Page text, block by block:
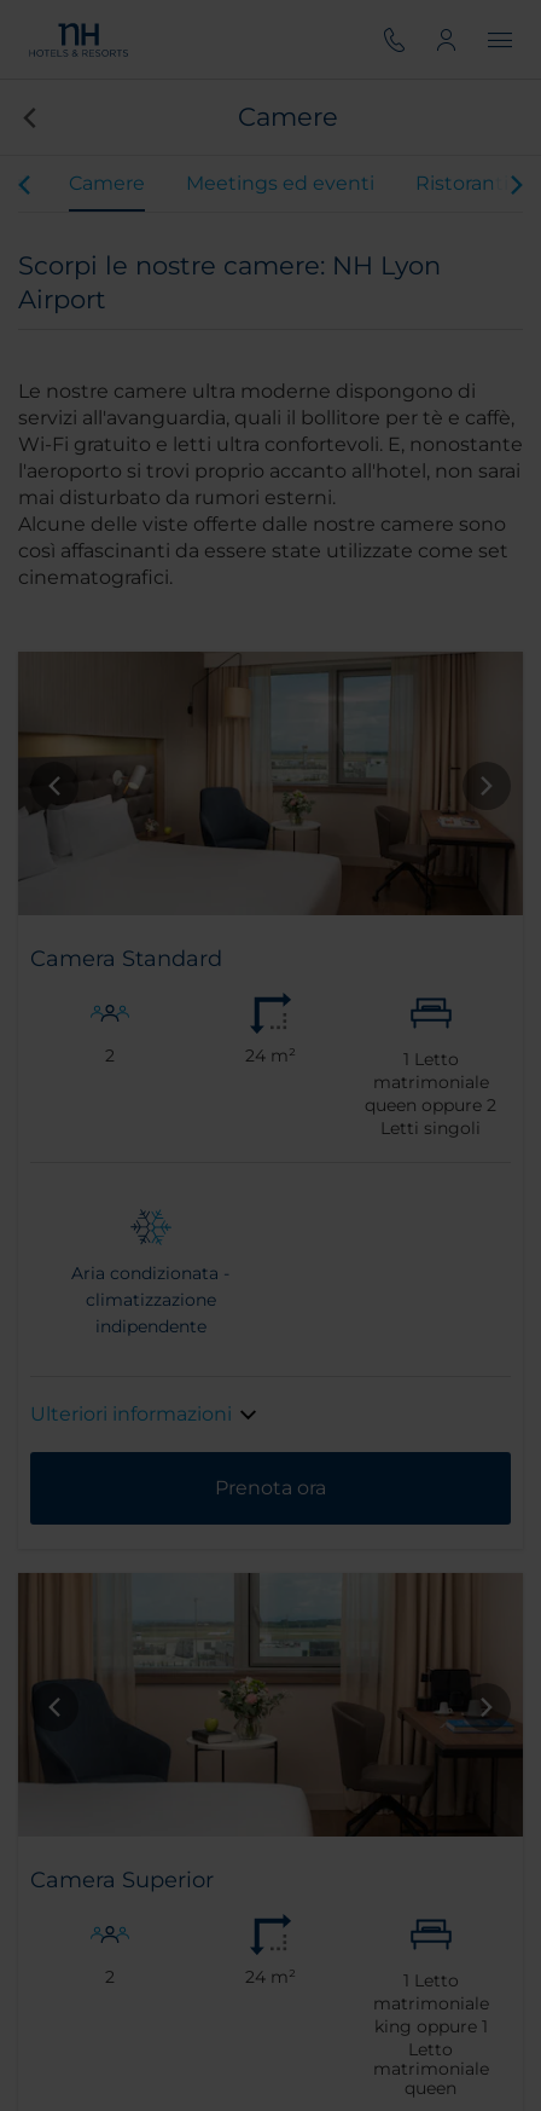
Camere
Camere Meetings ed eventi Ristoranti
Scorpi le nostre camere: NH Lyon
Airport
Le nostre camere ultra moderne dispongono di
servizi all'avanguardia, quali il bollitore per tè e caffè,
Wi-Fi gratuito e letti ultra confortevoli. E, nonostante
l'aeroporto si trovi proprio accanto all'hotel, non sarai
mai disturbato da rumori esterni.
Alcune delle viste offerte dalle nostre camere sono
così affascinanti da essere state utilizzate come set
cinematografici.
Camera Standard
2 24 m² 1 Letto
matrimoniale
queen oppure2
Letti singoli
Aria condizionata -
climatizzazione
indipendente
Ulteriori informazioni
Prenota ora
Camera Superior
2 24 m² 1 Letto
matrimoniale
king oppure 1
Letto
matrimoniale
queen